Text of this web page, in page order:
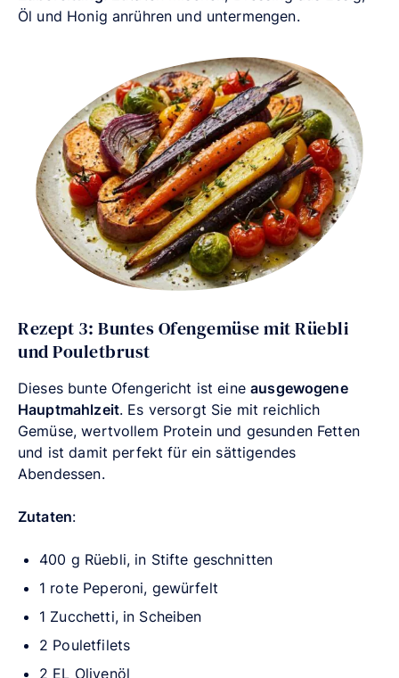
Öl und Honig anrühren und untermengen.
Rezept 3: Buntes Ofengemüse mit Rüebli
und Pouletbrust
Dieses bunte Ofengericht ist eineausgewogene
Hauptmahlzeit. Es versorgt Sie mit reichlich
Gemüse, wertvollem Protein und gesunden Fetten
und ist damit perfekt für ein sättigendes
Abendessen.
Zutaten:
400 g Rüebli, in Stifte geschnitten
1 rote Peperoni, gewürfelt
1 Zucchetti, in Scheiben
2 Pouletfilets
2 EL Olivenöl